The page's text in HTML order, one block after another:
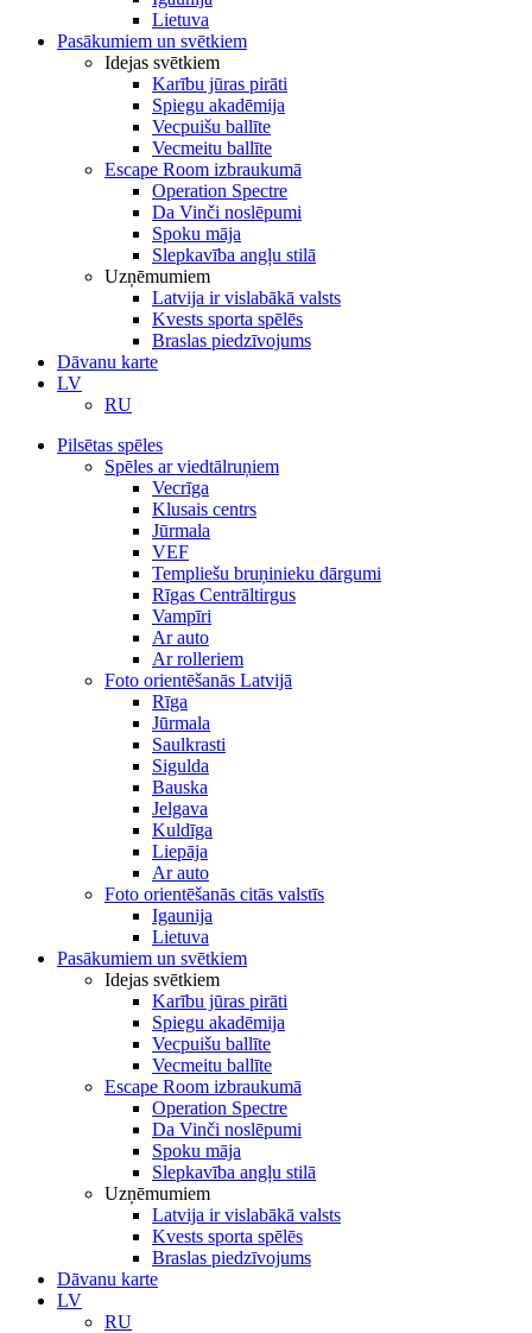
Lietuva
Pasākumiem un svētkiem
Idejas svētkiem
Karību jūras pirāti
Spiegu akadēmija
Vecpuišu ballīte
Vecmeitu ballīte
Escape Room izbraukumā
Operation Spectre
Da Vinči noslēpumi
Spoku māja
Slepkavība angļu stilā
Uzņēmumiem
Latvija ir vislabākā valsts
Kvests sporta spēlēs
Braslas piedzīvojums
Dāvanu karte
LV
RU
Pilsētas spēles
Spēles ar viedtālruņiem
Vecrīga
Klusais centrs
Jūrmala
VEF
Templiešu bruņinieku dārgumi
Rīgas Centrāltirgus
Vampīri
Ar auto
Ar rolleriem
Foto orientēšanās Latvijā
Rīga
Jūrmala
Saulkrasti
Sigulda
Bauska
Jelgava
Kuldīga
Liepāja
Ar auto
Foto orientēšanās citās valstīs
Igaunija
Lietuva
Pasākumiem un svētkiem
Idejas svētkiem
Karību jūras pirāti
Spiegu akadēmija
Vecpuišu ballīte
Vecmeitu ballīte
Escape Room izbraukumā
Operation Spectre
Da Vinči noslēpumi
Spoku māja
Slepkavība angļu stilā
Uzņēmumiem
Latvija ir vislabākā valsts
Kvests sporta spēlēs
Braslas piedzīvojums
Dāvanu karte
LV
RU